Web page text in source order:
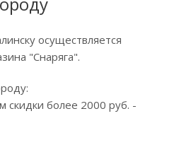
осуществляется
"Снаряга".
скидки более 2000 руб. -